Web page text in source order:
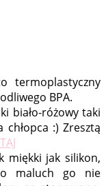
termoplastyczny
BPA.
biało-różowy taki
:) Zresztą
miękki jak silikon,
maluch go nie